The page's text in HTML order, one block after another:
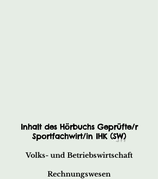
Inhalt des Hörbuchs Geprüfte/r
Sportfachwirt/in IHK (SW)
Volks- und Betriebswirtschaft
Rechnungswesen